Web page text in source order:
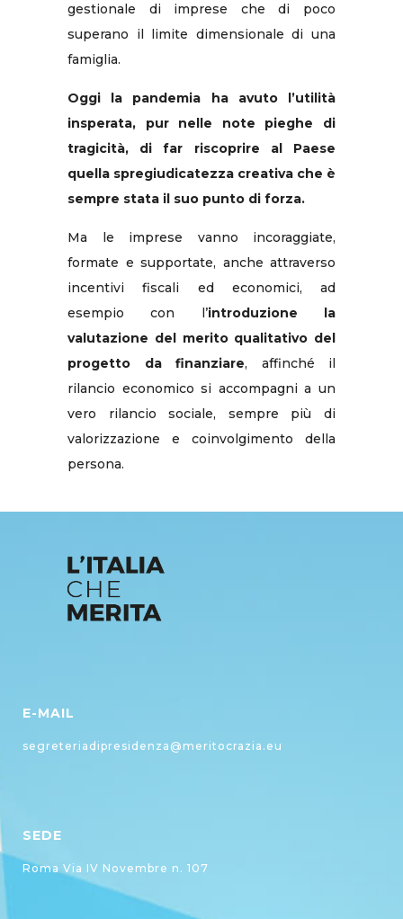
gestionale di imprese che di poco
superano il limite dimensionale di una
famiglia.
Oggi la pandemia ha avuto l’utilità
insperata, pur nelle note pieghe di
tragicità, di far riscoprire al Paese
quella spregiudicatezza creativa che è
sempre stata il suo punto di forza.
Ma le imprese vanno incoraggiate,
formate e supportate, anche attraverso
incentivi fiscali ed economici, ad
esempio con l’introduzione la
valutazione del merito qualitativo del
progetto da finanziare, affinché il
rilancio economico si accompagni a un
vero rilancio sociale, sempre più di
valorizzazione e coinvolgimento della
persona.
E-MAIL
segreteriadipresidenza@meritocrazia.eu
SEDE
Roma Via IV Novembre n. 107